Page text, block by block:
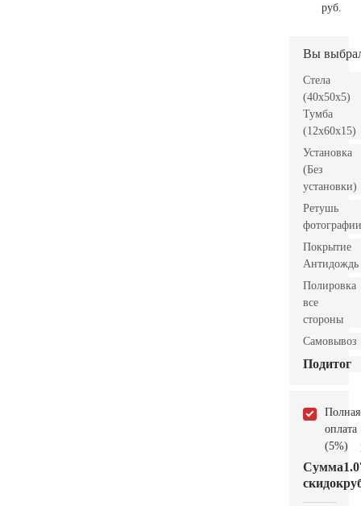
руб.
Вы
Стела
(40x50x5)
Тумба
(12x60x15)
Установка
(Без
установки)
Ретушь
фотографии
Покрытие
Антидождь
Полировка
все
стороны
Самовывоз
Подитог
Полная
оплата
(5%)
Сумма
скидок